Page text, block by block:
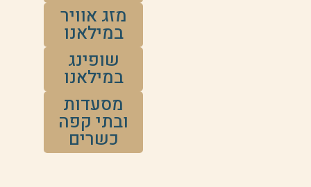
מזג אוויר
במילאנו
שופינג
במילאנו
מסעדות
ובתי קפה
כשרים